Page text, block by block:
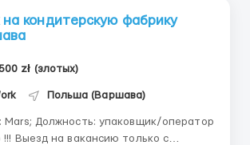
кондитерскую фабрику
zł (злотых)
Польша (Варшава)
оператор